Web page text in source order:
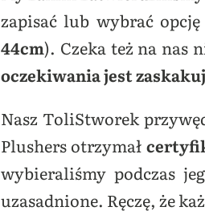
zapisać lub wybrać
44cm). Czeka też na nas
oczekiwania jest
Nasz ToliStworek
Plushers otrzymał
wybieraliśmy podczas
uzasadnione. Ręczę, że